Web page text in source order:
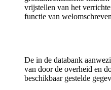
vrijstellen van het
functie van
De in de databank
van door de overheid en
beschikbaar gestelde